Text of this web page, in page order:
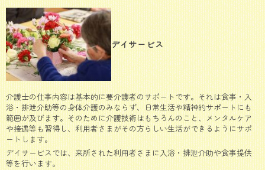
デイサービス
介護士の仕事内容は基本的に要介護者のサポートです。それは食事・入
浴・排泄介助等の身体介護のみならず、日常生活や精神的サポートにも
範囲が及びます。そのために介護技術はもちろんのこと、メンタルケア
や接遇等も習得し、利用者さまがその方らしい生活ができるようにサポ
ートします。
デイサービスでは、来所された利用者さまに入浴・排泄介助や食事提供
等を行います。